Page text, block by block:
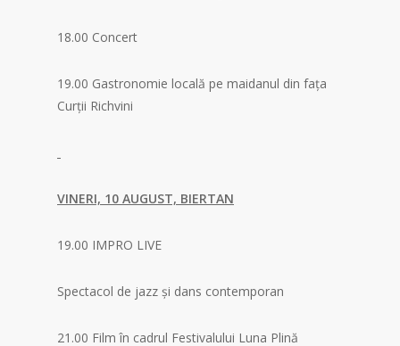
18.00 Concert
19.00 Gastronomie locală pe maidanul din fața
Curții Richvini
VINERI, 10 AUGUST, BIERTAN
19.00 IMPRO LIVE
Spectacol de jazz și dans contemporan
21.00 Film în cadrul Festivalului Luna Plină